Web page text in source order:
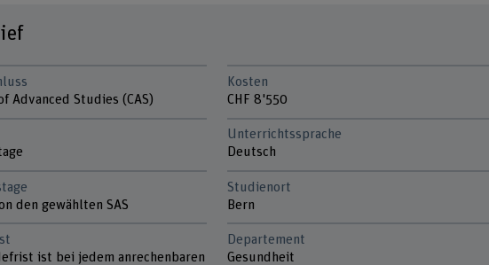
Advanced Studies (CAS)
den gewählten SAS
ist bei jedem anrechenbaren
Kosten
CHF 8'550
Unterrichtssprache
Deutsch
Studienort
Bern
Departement
Gesundheit